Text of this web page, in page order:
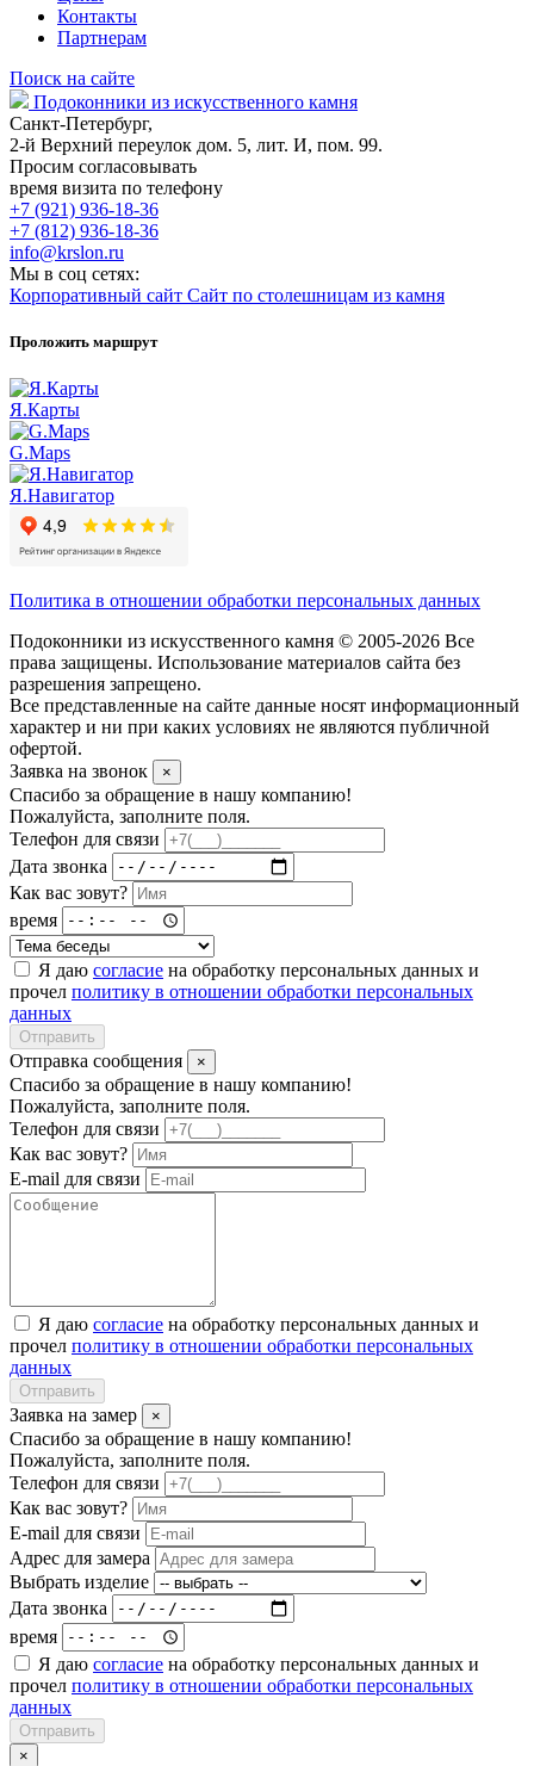
Контакты
Партнерам
Поиск на сайте
Подоконники из искусственного камня
Санкт-Петербург,
2-й Верхний переулок дом. 5, лит. И, пом. 99.
Просим согласовывать
время визита по телефону
+7 (921) 936-18-36
+7 (812) 936-18-36
info@krslon.ru
Мы в соц сетях:
Корпоративный сайт Сайт по столешницам из камня
Проложить маршрут
Я.Карты
G.Maps
Я.Навигатор
Политика в отношении обработки персональных данных
Подоконники из искусственного камня © 2005-2026 Все
права защищены. Использование материалов сайта без
разрешения запрещено.
Все представленные на сайте данные носят информационный
характер и ни при каких условиях не являются публичной
офертой.
Заявка на звонок
×
Спасибо за обращение в нашу компанию!
Пожалуйста, заполните поля.
Телефон для связи
Дата звонка
Как вас зовут?
время
Я даю согласие на обработку персональных данных и
прочел политику в отношении обработки персональных
данных
Отправить
Отправка сообщения ×
Спасибо за обращение в нашу компанию!
Пожалуйста, заполните поля.
Телефон для связи
Как вас зовут?
E-mail для связи
Я даю согласие на обработку персональных данных и
прочел политику в отношении обработки персональных
данных
Отправить
Заявка на замер ×
Спасибо за обращение в нашу компанию!
Пожалуйста, заполните поля.
Телефон для связи
Как вас зовут?
E-mail для связи
Адрес для замера
Выбрать изделие
Дата звонка
время
Я даю согласие на обработку персональных данных и
прочел политику в отношении обработки персональных
данных
Отправить
×